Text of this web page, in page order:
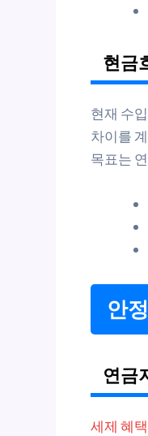
현금
현재 수
차이를
목표는
안
연금
세제 혜택